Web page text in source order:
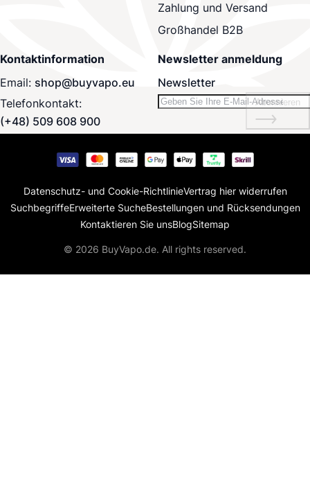
Zahlung und Versand
Großhandel B2B
Kontaktinformation
Email: shop@buyvapo.eu
Telefonkontakt:
(+48) 509 608 900
Newsletter anmeldung
Newsletter
Abonnieren
Datenschutz- und Cookie-RichtlinieVertrag hier widerrufen
SuchbegriffeErweiterte SucheBestellungen und Rücksendungen
Kontaktieren Sie unsBlogSitemap
© 2026 BuyVapo.de. All rights reserved.